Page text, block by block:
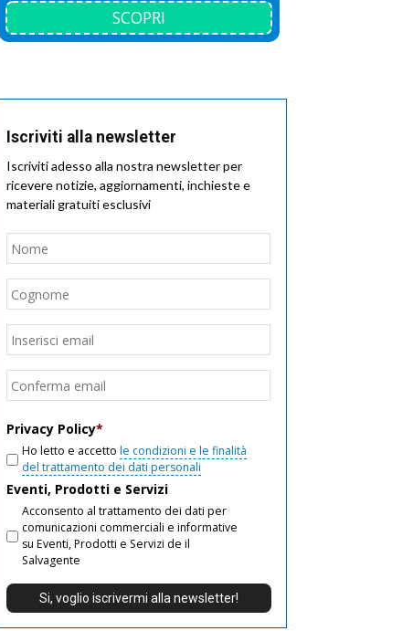
SCOPRI
Iscriviti alla newsletter
Iscriviti adesso alla nostra newsletter per
ricevere notizie, aggiornamenti, inchieste e
materiali gratuiti esclusivi
Nome
Email
Privacy Policy*
Ho letto e accetto le condizioni e le finalità
del trattamento dei dati personali
Eventi, Prodotti e Servizi
Acconsento al trattamento dei dati per
comunicazioni commerciali e informative
su Eventi, Prodotti e Servizi de il
Salvagente